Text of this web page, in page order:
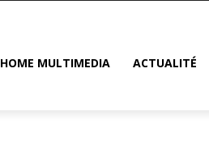
HOME MULTIMEDIA ACTUALITÉ